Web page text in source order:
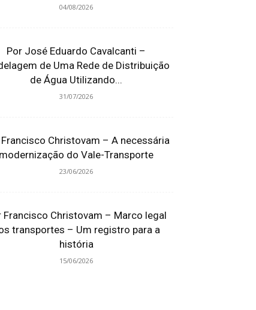
04/08/2026
Por José Eduardo Cavalcanti –
de Uma Rede de Distribuição
de Água Utilizando...
31/07/2026
Francisco Christovam – A necessária
modernização do Vale-Transporte
23/06/2026
Francisco Christovam – Marco legal
transportes – Um registro para a
história
15/06/2026